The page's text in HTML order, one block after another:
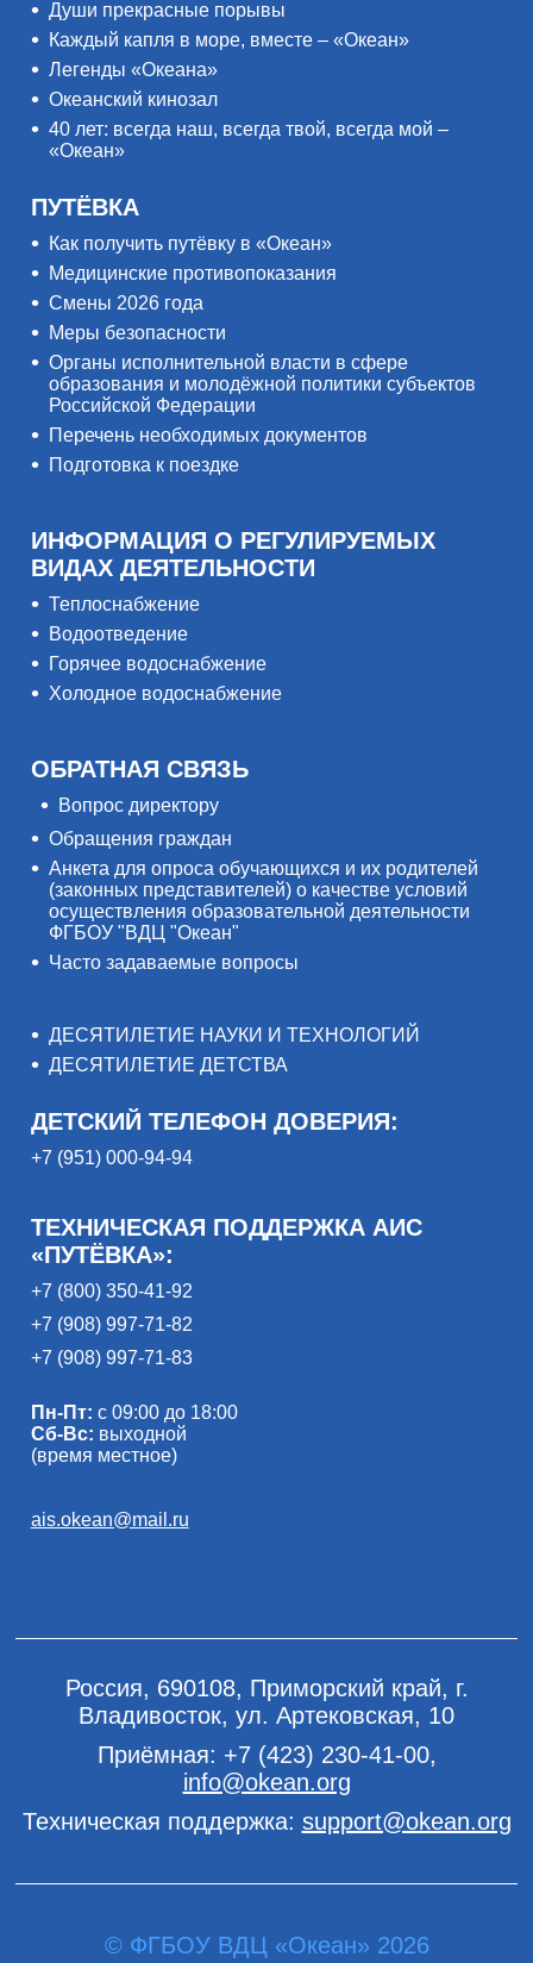
Души прекрасные порывы
Каждый капля в море, вместе – «Океан»
Легенды «Океана»
Океанский кинозал
40 лет: всегда наш, всегда твой, всегда мой –
«Океан»
ПУТЁВКА
Как получить путёвку в «Океан»
Медицинские противопоказания
Смены 2026 года
Меры безопасности
Органы исполнительной власти в сфере
образования и молодёжной политики субъектов
Российской Федерации
Перечень необходимых документов
Подготовка к поездке
ИНФОРМАЦИЯ О РЕГУЛИРУЕМЫХ
ВИДАХ ДЕЯТЕЛЬНОСТИ
Теплоснабжение
Водоотведение
Горячее водоснабжение
Холодное водоснабжение
ОБРАТНАЯ СВЯЗЬ
Вопрос директору
Обращения граждан
Анкета для опроса обучающихся и их родителей
(законных представителей) о качестве условий
осуществления образовательной деятельности
ФГБОУ "ВДЦ "Океан"
Часто задаваемые вопросы
ДЕСЯТИЛЕТИЕ НАУКИ И ТЕХНОЛОГИЙ
ДЕСЯТИЛЕТИЕ ДЕТСТВА
ДЕТСКИЙ ТЕЛЕФОН ДОВЕРИЯ:
+7 (951) 000-94-94
ТЕХНИЧЕСКАЯ ПОДДЕРЖКА АИС
«ПУТЁВКА»:
+7 (800) 350-41-92
+7 (908) 997-71-82
+7 (908) 997-71-83
Пн-Пт: с 09:00 до 18:00
Сб-Вс: выходной
(время местное)
ais.okean@mail.ru
Россия, 690108, Приморский край, г.
Владивосток, ул. Артековская, 10
Приёмная: +7 (423) 230-41-00,
info@okean.org
Техническая поддержка: support@okean.org
© ФГБОУ ВДЦ «Океан» 2026